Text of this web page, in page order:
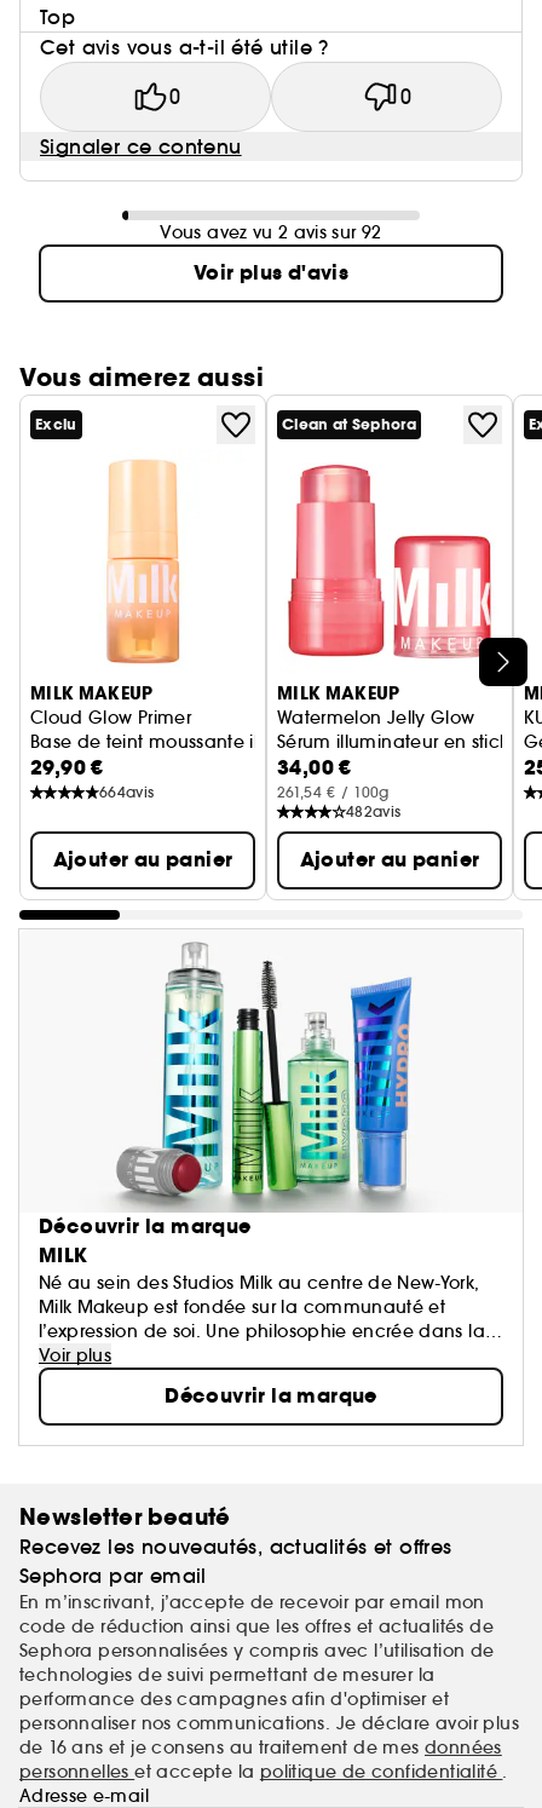
Top
Cet avis vous a-t-il été utile ?
0 0
Signaler ce contenu
Vous avez vu 2 avis sur 92
Voir plus d'avis
Vous aimerez aussi
Ignorer le carrousel produits
Exclu
MILK MAKEUP
Cloud Glow Primer
Base de teint moussante illuminatrice
29,90 €
664avis
Ajouter au panier
Clean at Sephora
MILK MAKEUP
Watermelon Jelly Glow
Sérum illuminateur en stick
34,00 €
261,54 € / 100g
482avis
Ajouter au panier
Découvrir la marque
MILK
Né au sein des Studios Milk au centre de New-York,
Milk Makeup est fondée sur la communauté et
l’expression de soi. Une philosophie encrée dans la
liberté de vivre son look et de célébrer ce qui le rend
unique.
Qu’il s’agisse de l’Hydro Grip Primer and Setting
Spray, produit primé devenu viral, ou des best-sellers
Lip + Cheek et Matte Bronzer Sticks, Milk Makeup
peau.
Voir plus
Découvrir la marque
Newsletter beauté
Recevez les nouveautés, actualités et offres
Sephora par email
En m’inscrivant, j’accepte de recevoir par email mon
code de réduction ainsi que les offres et actualités de
Sephora personnalisées y compris avec l’utilisation de
technologies de suivi permettant de mesurer la
performance des campagnes afin d'optimiser et
personnaliser nos communications. Je déclare avoir plus
de 16 ans et je consens au traitement de mes données
personnelleset accepte la politique de confidentialité .
Adresse e-mail